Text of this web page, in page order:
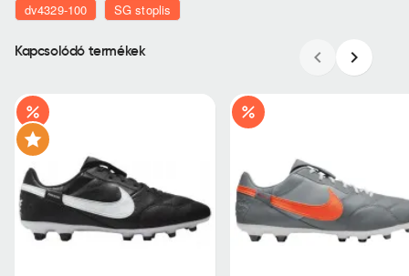
dv4329-100
SG stoplis
Kapcsolódó termékek